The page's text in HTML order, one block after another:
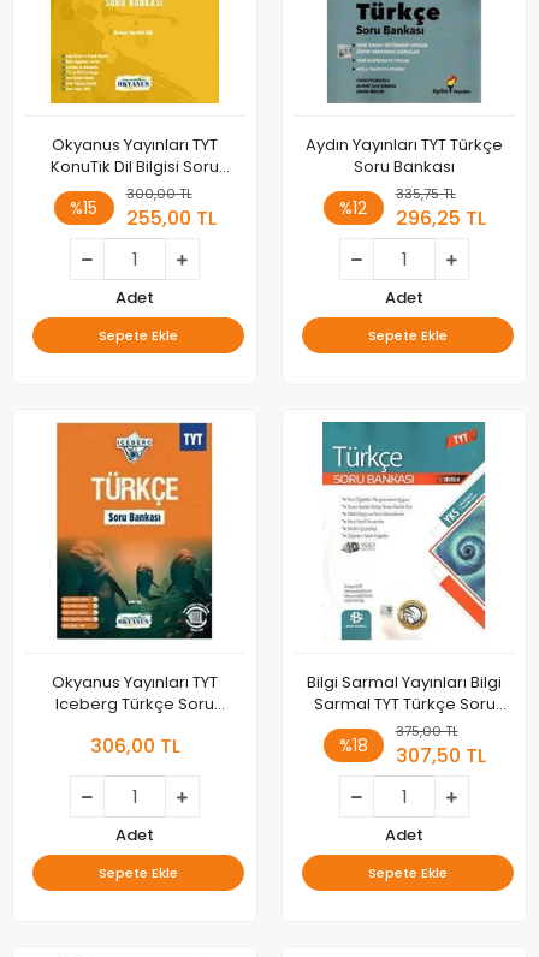
Okyanus Yayınları TYT
KonuTik Dil Bilgisi Soru
Bankası
%15
300,00 TL
255,00 TL
Adet
Sepete Ekle
Aydın Yayınları TYT Türkçe
Soru Bankası
%12
335,75 TL
296,25 TL
Adet
Sepete Ekle
Okyanus Yayınları TYT
Iceberg Türkçe Soru
306,00 TL
Adet
Sepete Ekle
Bilgi Sarmal Yayınları Bilgi
Sarmal TYT Türkçe Soru
Bankası
%18
375,00 TL
307,50 TL
Adet
Sepete Ekle